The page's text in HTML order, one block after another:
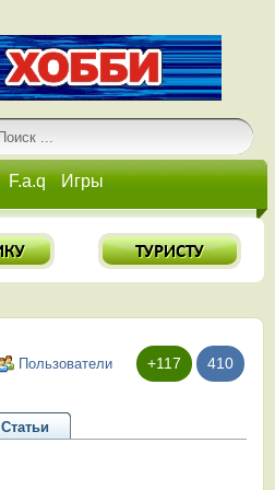
F.a.q Игры
+117 410
Пользователи
Статьи